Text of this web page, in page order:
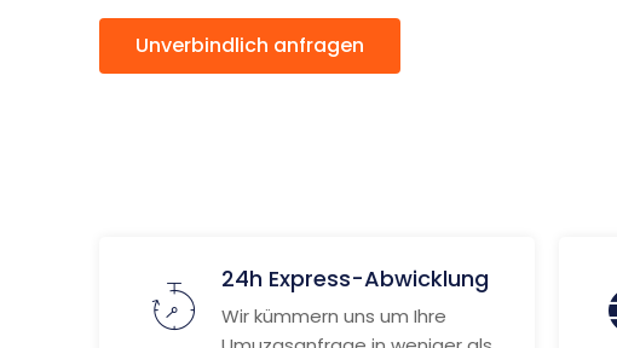
Unverbindlich anfragen
24h Express-Abwicklung
Wir kümmern uns um Ihre